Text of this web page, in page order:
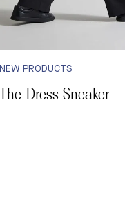
NEW PRODUCTS
The Dress Sneaker